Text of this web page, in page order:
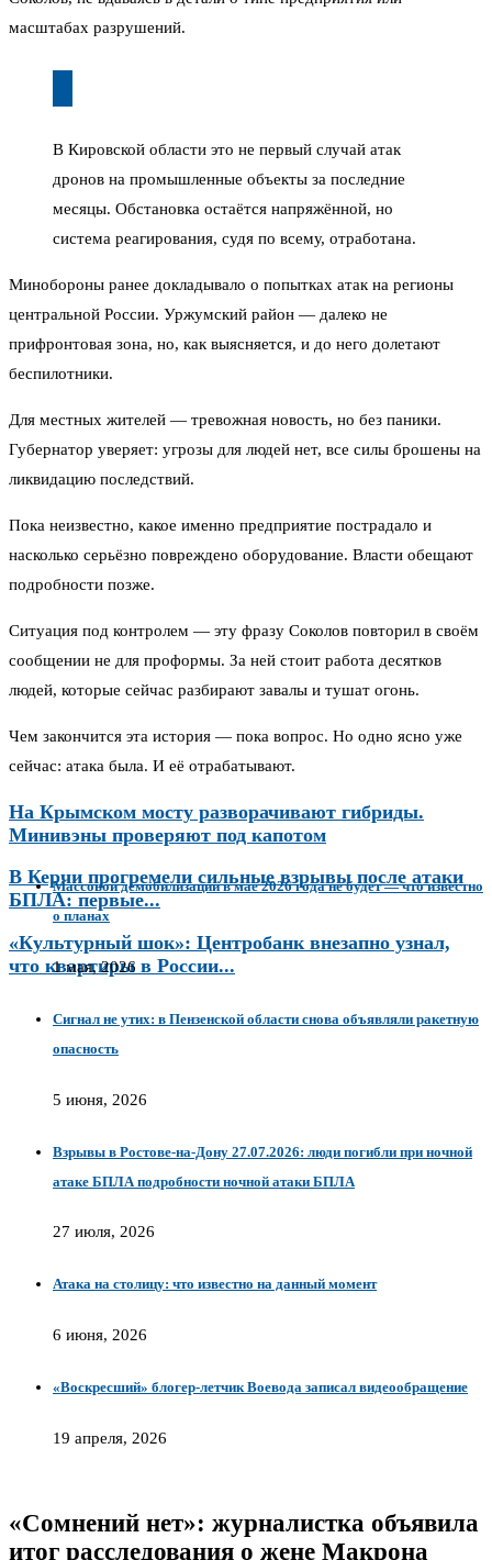
масштабах разрушений.
В Кировской области это не первый случай атак
дронов на промышленные объекты за последние
месяцы. Обстановка остаётся напряжённой, но
система реагирования, судя по всему, отработана.
Минобороны ранее докладывало о попытках атак на регионы
центральной России. Уржумский район — далеко не
прифронтовая зона, но, как выясняется, и до него долетают
беспилотники.
Для местных жителей — тревожная новость, но без паники.
Губернатор уверяет: угрозы для людей нет, все силы брошены на
ликвидацию последствий.
Пока неизвестно, какое именно предприятие пострадало и
насколько серьёзно повреждено оборудование. Власти обещают
подробности позже.
Ситуация под контролем — эту фразу Соколов повторил в своём
сообщении не для проформы. За ней стоит работа десятков
людей, которые сейчас разбирают завалы и тушат огонь.
Чем закончится эта история — пока вопрос. Но одно ясно уже
сейчас: атака была. И её отрабатывают.
На Крымском мосту разворачивают гибриды.
Минивэны проверяют под капотом
В Керчи прогремели сильные взрывы после атаки
БПЛА: первые...
«Культурный шок»: Центробанк внезапно узнал,
что квартиры в России...
Массовой демобилизации в мае 2026 года не будет — что известно
о планах
1 мая, 2026
Сигнал не утих: в Пензенской области снова объявляли ракетную
опасность
5 июня, 2026
Взрывы в Ростове-на-Дону 27.07.2026: люди погибли при ночной
атаке БПЛА подробности ночной атаки БПЛА
27 июля, 2026
Атака на столицу: что известно на данный момент
6 июня, 2026
«Воскресший» блогер-летчик Воевода записал видеообращение
19 апреля, 2026
«Сомнений нет»: журналистка объявила
итог расследования о жене Макрона